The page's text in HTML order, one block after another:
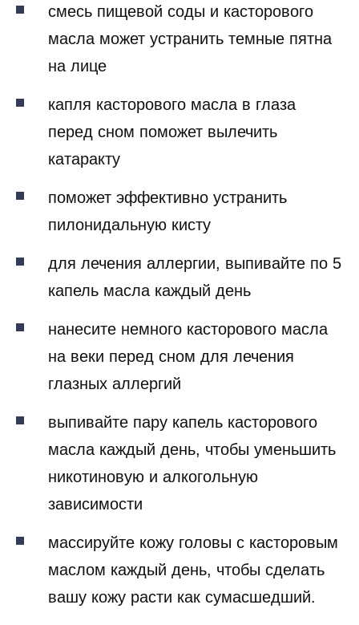
смесь пищевой соды и касторового
масла может устранить темные пятна
на лице
капля касторового масла в глаза
перед сном поможет вылечить
катаракту
поможет эффективно устранить
пилонидальную кисту
для лечения аллергии, выпивайте по 5
капель масла каждый день
нанесите немного касторового масла
на веки перед сном для лечения
глазных аллергий
выпивайте пару капель касторового
масла каждый день, чтобы уменьшить
никотиновую и алкогольную
зависимости
массируйте кожу головы с касторовым
маслом каждый день, чтобы сделать
вашу кожу расти как сумасшедший.